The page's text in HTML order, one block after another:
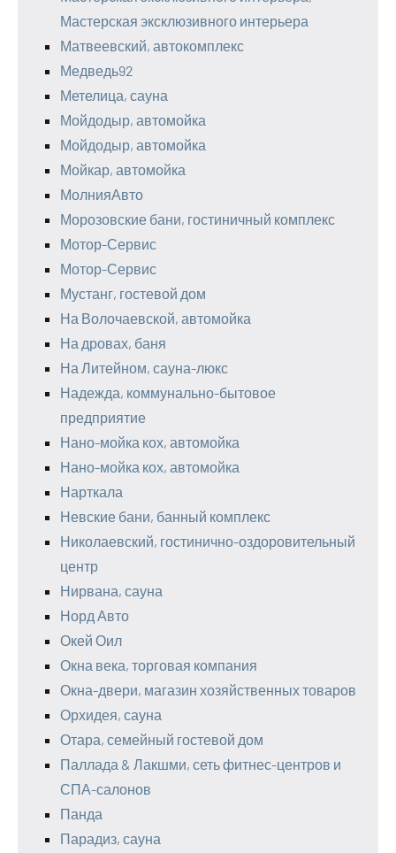
Мастерская эксклюзивного интерьера
Матвеевский, автокомплекс
Медведь92
Метелица, сауна
Мойдодыр, автомойка
Мойдодыр, автомойка
Мойкар, автомойка
МолнияАвто
Морозовские бани, гостиничный комплекс
Мотор-Сервис
Мотор-Сервис
Мустанг, гостевой дом
На Волочаевской, автомойка
На дровах, баня
На Литейном, сауна-люкс
Надежда, коммунально-бытовое
предприятие
Нано-мойка кох, автомойка
Нано-мойка кох, автомойка
Нарткала
Невские бани, банный комплекс
Николаевский, гостинично-оздоровительный
центр
Нирвана, сауна
Норд Авто
Окей Оил
Окна века, торговая компания
Окна-двери, магазин хозяйственных товаров
Орхидея, сауна
Отара, семейный гостевой дом
Паллада & Лакшми, сеть фитнес-центров и
СПА-салонов
Панда
Парадиз, сауна